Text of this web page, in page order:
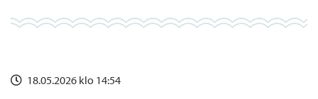
18.05.2026 klo 14:54